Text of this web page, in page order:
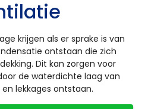
krijgen als er sprake is van
ontstaan die zich
Dit kan zorgen voor
de waterdichte laag van
lekkages ontstaan.